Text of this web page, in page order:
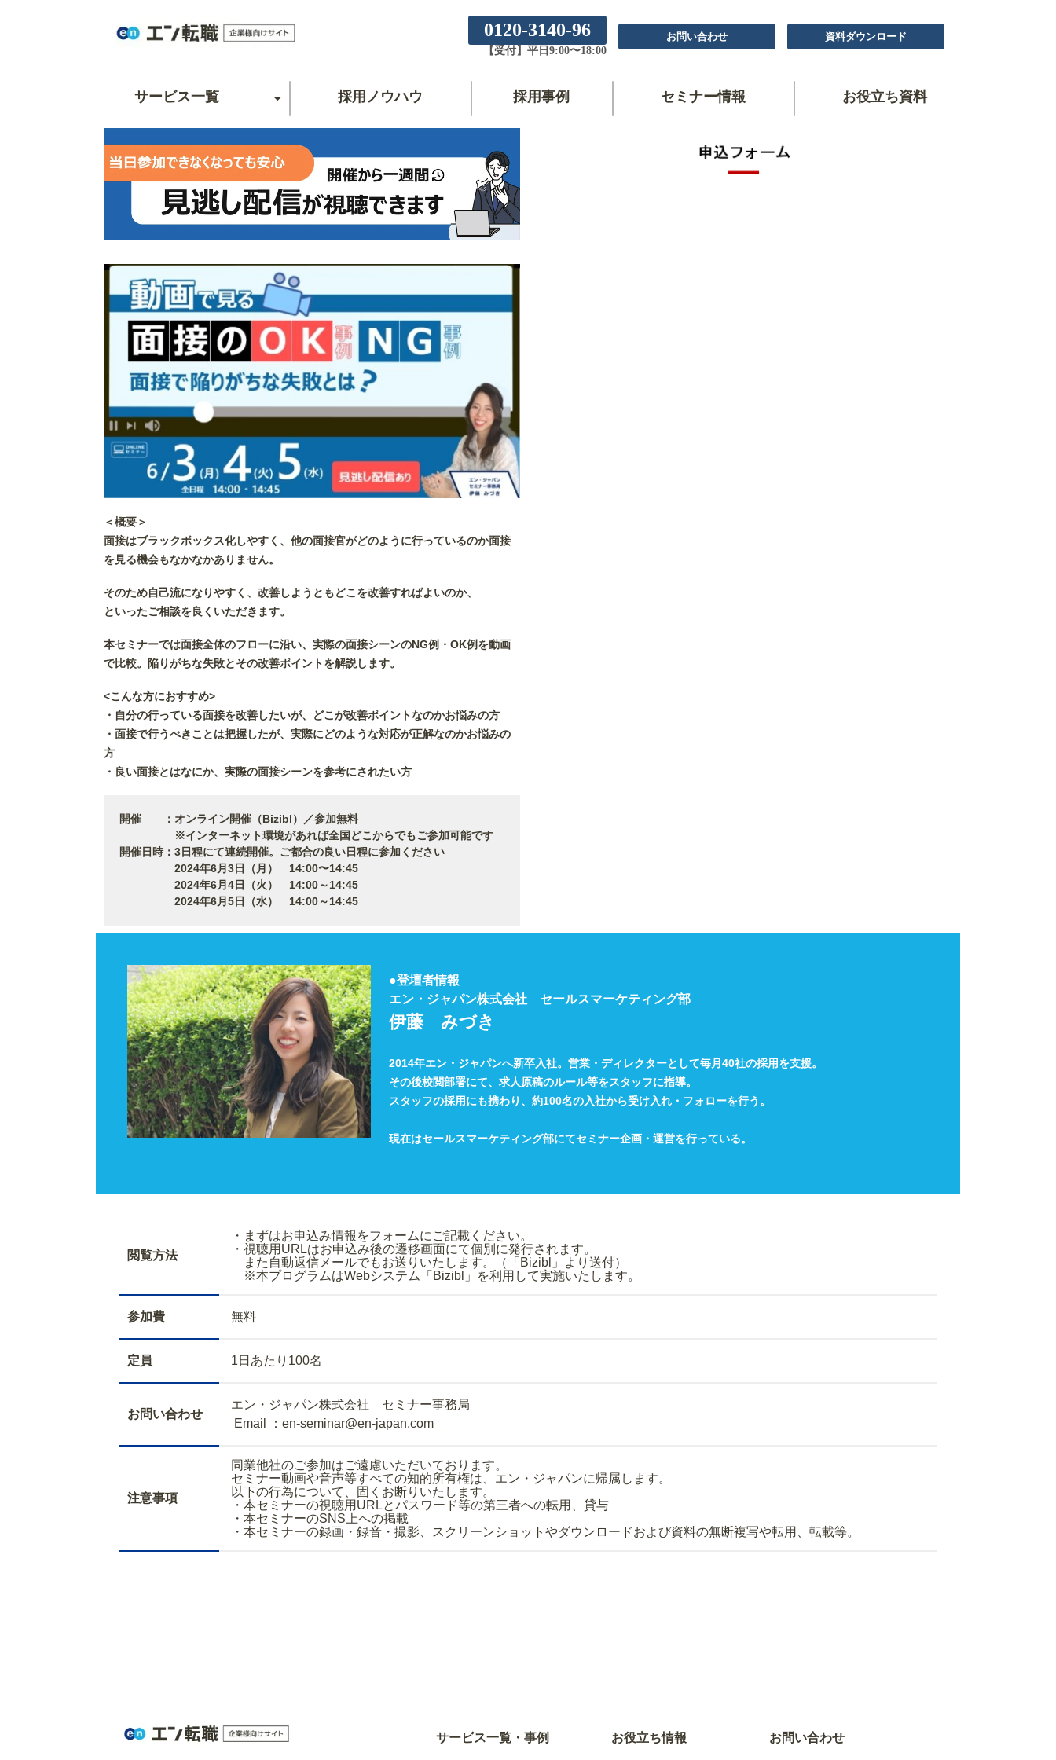
0120-3140-96
【受付】平日9:00〜18:00
お問い合わせ 資料ダウンロード
サービス一覧 採用ノウハウ 採用事例 セミナー情報 お役立ち資料
＜概要＞
面接はブラックボックス化しやすく、他の面接官がどのように行っているのか面接
を見る機会もなかなかありません。
そのため自己流になりやすく、改善しようともどこを改善すればよいのか、
といったご相談を良くいただきます。
本セミナーでは面接全体のフローに沿い、実際の面接シーンのNG例・OK例を動画
で比較。陥りがちな失敗とその改善ポイントを解説します。
<こんな方におすすめ>
・自分の行っている面接を改善したいが、どこが改善ポイントなのかお悩みの方
・面接で行うべきことは把握したが、実際にどのような対応が正解なのかお悩みの
方
・良い面接とはなにか、実際の面接シーンを参考にされたい方
開催 ：オンライン開催（Bizibl）／参加無料
※インターネット環境があれば全国どこからでもご参加可能です
開催日時：3日程にて連続開催。ご都合の良い日程に参加ください
2024年6月3日（月） 14:00〜14:45
2024年6月4日（火） 14:00～14:45
2024年6月5日（水） 14:00～14:45
●登壇者情報
エン・ジャパン株式会社 セールスマーケティング部
伊藤 みづき
2014年エン・ジャパンへ新卒入社。営業・ディレクターとして毎月40社の採用を支援。
その後校閲部署にて、求人原稿のルール等をスタッフに指導。
スタッフの採用にも携わり、約100名の入社から受け入れ・フォローを行う。
現在はセールスマーケティング部にてセミナー企画・運営を行っている。
閲覧方法
・まずはお申込み情報をフォームにご記載ください。
・視聴用URLはお申込み後の遷移画面にて個別に発行されます。
また自動返信メールでもお送りいたします。（「Bizibl」より送付）
※本プログラムはWebシステム「Bizibl」を利用して実施いたします。
参加費 無料
定員 1日あたり100名
お問い合わせ
エン・ジャパン株式会社 セミナー事務局
Email ：en-seminar@en-japan.com
注意事項
同業他社のご参加はご遠慮いただいております。
セミナー動画や音声等すべての知的所有権は、エン・ジャパンに帰属します。
以下の行為について、固くお断りいたします。
・本セミナーの視聴用URLとパスワード等の第三者への転用、貸与
・本セミナーのSNS上への掲載
・本セミナーの録画・録音・撮影、スクリーンショットやダウンロードおよび資料の無断複写や転用、転載等。
サービス一覧・事例 お役立ち情報 お問い合わせ